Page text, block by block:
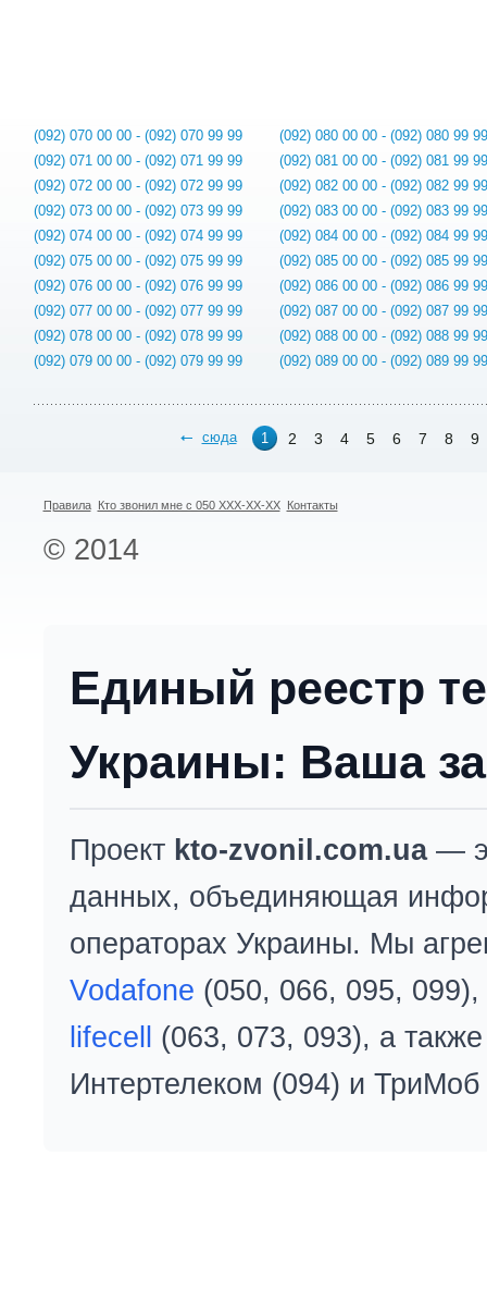
(092) 070 00 00 - (092) 070 99 99
(092) 071 00 00 - (092) 071 99 99
(092) 072 00 00 - (092) 072 99 99
(092) 073 00 00 - (092) 073 99 99
(092) 074 00 00 - (092) 074 99 99
(092) 075 00 00 - (092) 075 99 99
(092) 076 00 00 - (092) 076 99 99
(092) 077 00 00 - (092) 077 99 99
(092) 078 00 00 - (092) 078 99 99
(092) 079 00 00 - (092) 079 99 99
(092) 080 00 00 - (092) 080 99 99
(092) 081 00 00 - (092) 081 99 99
(092) 082 00 00 - (092) 082 99 99
(092) 083 00 00 - (092) 083 99 99
(092) 084 00 00 - (092) 084 99 99
(092) 085 00 00 - (092) 085 99 99
(092) 086 00 00 - (092) 086 99 99
(092) 087 00 00 - (092) 087 99 99
(092) 088 00 00 - (092) 088 99 99
(092) 089 00 00 - (092) 089 99 99
сюда 1 2 3 4 5 6 7 8 9
Правила Кто звонил мне с 050 XXX-XX-XX Контакты
© 2014
Единый реестр
Украины: Ваша
Проект kto-zvonil.com.ua—
данных, объединяющая
операторах Украины. Мы
Vodafone (050, 066, 095, 099),
lifecell
(063, 073, 093), а
Интертелеком (094) и ТриМоб